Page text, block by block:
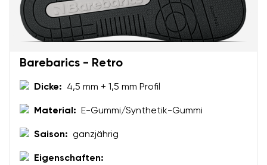
Sprache auswählen
Barebarics - Retro
Dicke: 4,5 mm + 1,5 mm Profil
Material: E-Gummi/Synthetik-Gummi
Saison: ganzjährig
Eigenschaften:
Deine E-Mail
Frage
Dein Name Variante
Textbewertung